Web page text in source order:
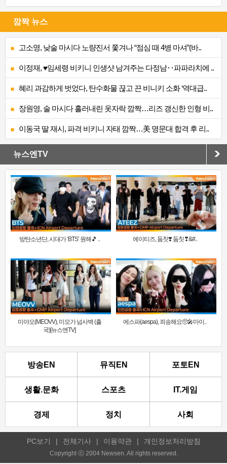
깜짝 뉴스
고소영, 낮술 마시다 노량진서 쫓겨나 “점심 때 4병 마셔”(바..
이정재, ♥임세령 비키니 인생샷 남겨주는 다정남‥파파라치에 ..
혜리 과감하게 벗었다, 탄수화물 끊고 끈 비니키 소화 ‘역대급..
장원영, 술 마시다 흘러내린 옷자락 깜짝…리즈 갱신한 인형 비..
이동국 딸 재시, 파격 비키니 자태 깜짝…美 명문대 합격 후 리..
뉴스엔TV
방탄소년단, 시대가 ‘BTS’ 원해🎵 .. 에이티즈, 둠칫❣️ 둠칫❣&#..
미야오(MEOVV), 미모가 넘사벽 (출
국)[뉴스엔TV]
에스파(aespa), 죄송해요🥺🎤마이..
방송EN 뮤직EN 포토EN
생활.문화 스포츠 IT.게임
경제 정치 사회
PC보기 | 전체기사 | 이용약관 | 개인정보처리방침
Copyright ⓒ 2004 Newsen. All rights reserved.